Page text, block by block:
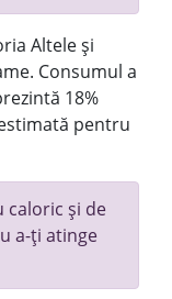
Altele și
Consumul a
18%
pentru
caloric și de
a-ți atinge